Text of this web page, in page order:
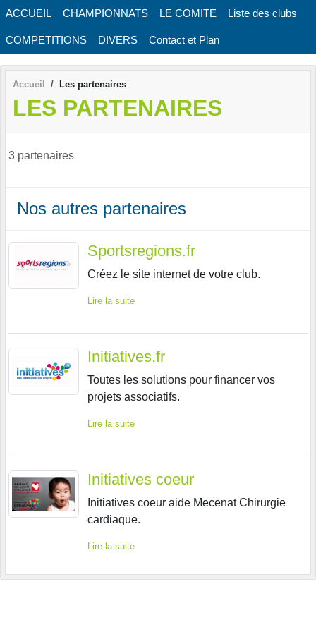
ACCUEIL CHAMPIONNATS LE COMITE Liste des clubs
COMPETITIONS DIVERS Contact et Plan
Accueil Les partenaires
LES PARTENAIRES
3 partenaires
Nos autres partenaires
Sportsregions.fr
Créez le site internet de votre club.
Lire la suite
Initiatives.fr
Toutes les solutions pour financer vos
projets associatifs.
Lire la suite
Initiatives coeur
Initiatives coeur aide Mecenat Chirurgie
cardiaque.
Lire la suite
Panneau de gestion des cookies